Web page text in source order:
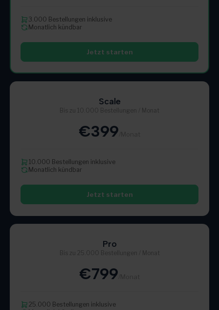
3.000 Bestellungen inklusive
Monatlich kündbar
Jetzt starten
Scale
Bis zu 10.000 Bestellungen / Monat
€399
10.000 Bestellungen inklusive
Monatlich kündbar
Jetzt starten
Pro
Bis zu 25.000 Bestellungen / Monat
€799
25.000 Bestellungen inklusive